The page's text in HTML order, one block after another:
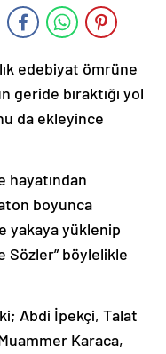
edebiyat ömrüne
geride bıraktığı yol
da ekleyince
hayatından
boyunca
yakaya yüklenip
Sözler” böylelikle
Abdi İpekçi, Talat
Karaca,